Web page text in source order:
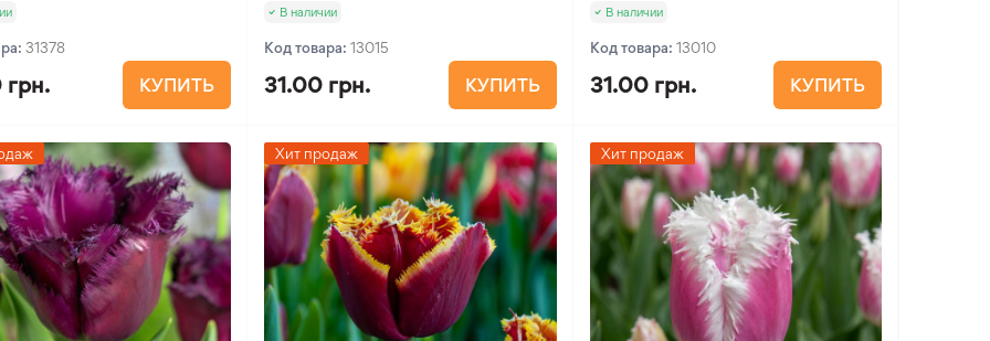
31378
КУПИТЬ
В наличии
Код товара:13015
31.00 грн. КУПИТЬ
В наличии
Код товара: 13010
31.00 грн. КУПИТЬ
Хит продаж Хит продаж